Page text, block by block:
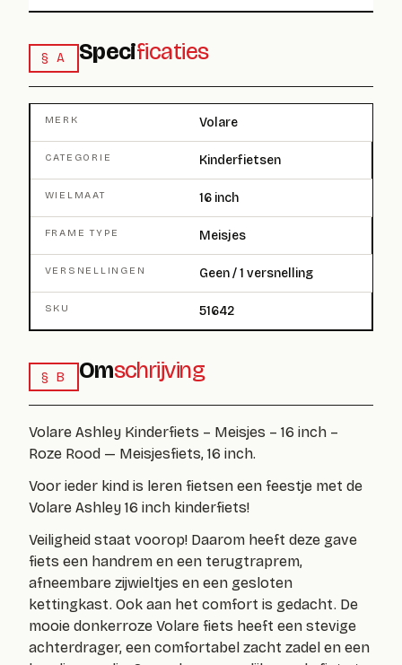
§ A Specificaties
MERK Volare
CATEGORIE Kinderfietsen
WIELMAAT 16 inch
FRAME TYPE Meisjes
VERSNELLINGEN Geen / 1 versnelling
SKU 51642
§ B Omschrijving
Volare Ashley Kinderfiets – Meisjes – 16 inch –
Roze Rood — Meisjesfiets, 16 inch.
Voor ieder kind is leren fietsen een feestje met de
Volare Ashley 16 inch kinderfiets!
Veiligheid staat voorop! Daarom heeft deze gave
fiets een handrem en een terugtraprem,
afneembare zijwieltjes en een gesloten
kettingkast. Ook aan het comfort is gedacht. De
mooie donkerroze Volare fiets heeft een stevige
achterdrager, een comfortabel zacht zadel en een